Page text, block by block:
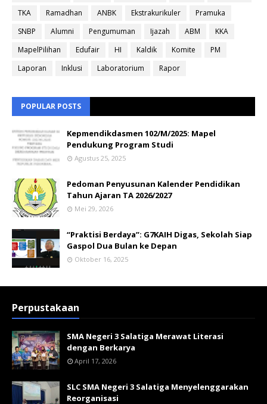
TKA
Ramadhan ANBK Ekstrakurikuler
Pramuka
SNBP
Alumni Pengumuman Ijazah ABM
KKA
MapelPilihan
Edufair HI Kaldik Komite
PM
Laporan
Inklusi Laboratorium Rapor
POPULAR POSTS
Kepmendikdasmen 102/M/2025: Mapel
Pendukung Program Studi
Agustus 25, 2025
Pedoman Penyusunan Kalender Pendidikan
Tahun Ajaran TA 2026/2027
Mei 29, 2026
“Praktisi Berdaya”: G7KAIH Digas, Sekolah Siap
Gaspol Dua Bulan ke Depan
Oktober 16, 2025
Perpustakaan
SMA Negeri 3 Salatiga Merawat Literasi
dengan Berkarya
April 17, 2026
SLC SMA Negeri 3 Salatiga Menyelenggarakan
Reorganisasi